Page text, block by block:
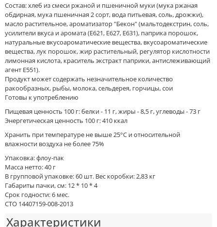
Состав:хлеб из смеси ржаной и пшеничной муки (мука ржаная
обдирная, мука пшеничная 2 сорт, вода питьевая, соль, дрожжи),
масло растительное, ароматизатор "Бекон" (мальтодекстрин, соль,
усилители вкуса и аромата (Е621, Е627, Е631), паприка порошок,
натуральные вкусоароматические вещества, вкусоароматические
вещества, лук порошок, жир растительный, регулятор кислотности
лимонная кислота, краситель экстракт паприки, антислеживающий
агент Е551).
Продукт может содержать незначительное количество
ракообразных, рыбы, молока, сельдерея, горчицы, сои
Готовы к употреблению
Пищевая ценность 100 г: белки - 11 г, жиры - 8,5 г, углеводы - 73 г
Энергетическая ценность 100 г: 410 ккал
Хранить при температуре не выше 25°С и относительной
влажности воздуха не более 75%
Упаковка: флоу-пак
Масса нетто: 40 г
В групповой упаковке: 60 шт. Вес коробки: 2,83 кг
Габариты пачки, см: 12 * 10 * 4
Срок годности: 6 мес.
СТО 14407159-008-2013
Характеристики